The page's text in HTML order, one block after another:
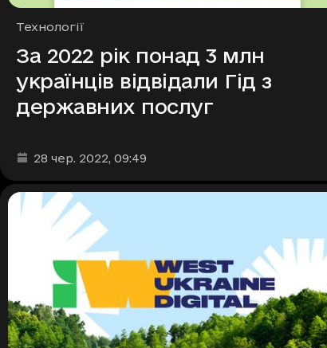
Рубрики
Технології
За 2022 рік понад 3 млн
українців відвідали Гід з
державних послуг
Дата та час публікації
28 чер. 2022, 09:49